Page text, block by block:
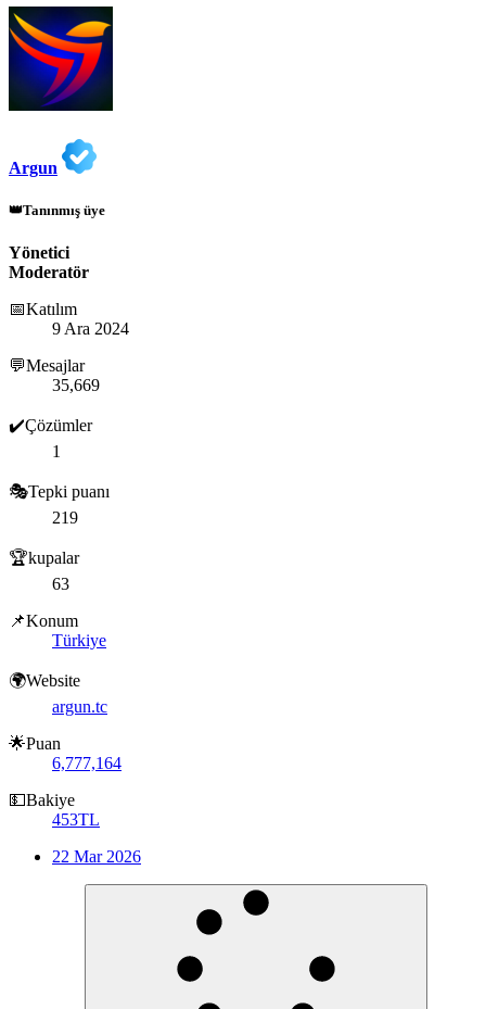
Argun
👑Tanınmış üye
Yönetici
Moderatör
📅Katılım
9 Ara 2024
💬Mesajlar
35,669
✔️Çözümler
1
🎭Tepki puanı
219
🏆kupalar
63
📌Konum
Türkiye
🌍Website
argun.tc
🌟Puan
6,777,164
💵Bakiye
453TL
22 Mar 2026